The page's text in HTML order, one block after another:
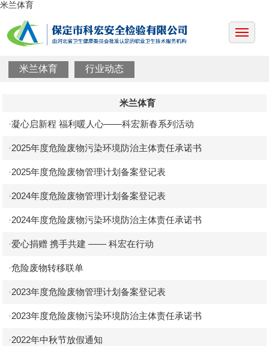
米兰体育
米兰体育 行业动态
米兰体育
· 凝心启新程 福利暖人心——科宏新春系列活动
·2025年度危险废物污染环境防治主体责任承诺书
·2025年度危险废物管理计划备案登记表
·2024年度危险废物管理计划备案登记表
·2024年度危险废物污染环境防治主体责任承诺书
· 爱心捐赠 携手共建 —— 科宏在行动
·危险废物转移联单
·2023年度危险废物管理计划备案登记表
·2023年度危险废物污染环境防治主体责任承诺书
·2022年中秋节放假通知